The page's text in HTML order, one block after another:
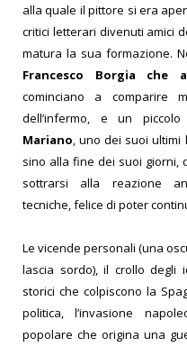
alla quale il pittore si era
critici letterari divenuti amici
matura la sua formazione.
Francesco Borgia che
cominciano a comparire
dell’infermo, e un
Mariano, uno dei suoi ultimi
sino alla fine dei suoi giorni,
sottrarsi alla reazione
tecniche, felice di poter
Le vicende personali (una
lascia sordo), il crollo degli
storici che colpiscono la
politica, l’invasione
popolare che origina una